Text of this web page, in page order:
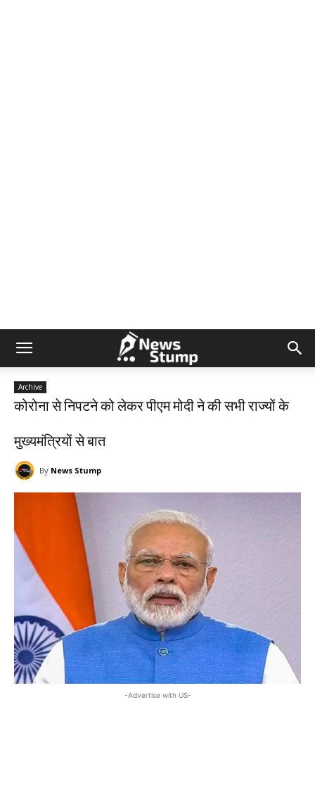
Archive
कोरोना से निपटने को लेकर पीएम मोदी ने की सभी राज्यों के
मुख्यमंत्रियों से बात
By News Stump
-Advertise with US-